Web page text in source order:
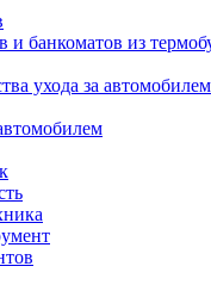
и банкоматов из
ухода за автомобилем